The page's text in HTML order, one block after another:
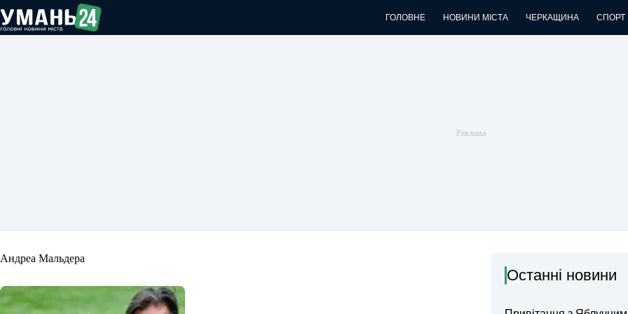
до
вмісту
ГОЛОВНЕ НОВИНИ МІСТА ЧЕРКАЩИНА СПОРТ
Андреа Мальдера
Останні новини